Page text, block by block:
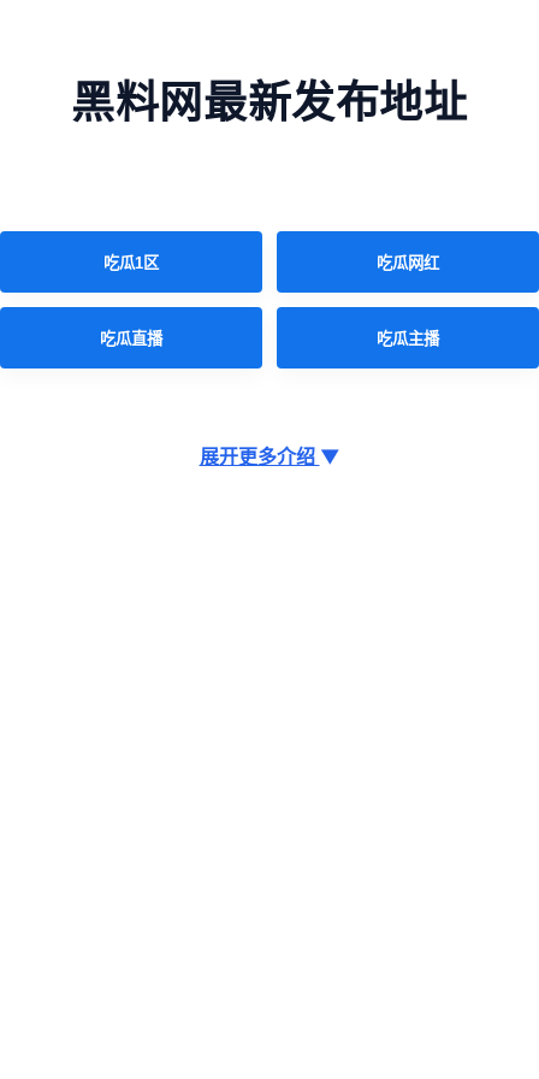
黑料网最新发布地址
吃瓜1区 吃瓜网红
吃瓜直播 吃瓜主播
展开更多介绍 ▼